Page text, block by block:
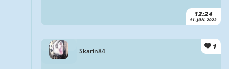
12:24
11. JUN. 2022
Skarin84
1